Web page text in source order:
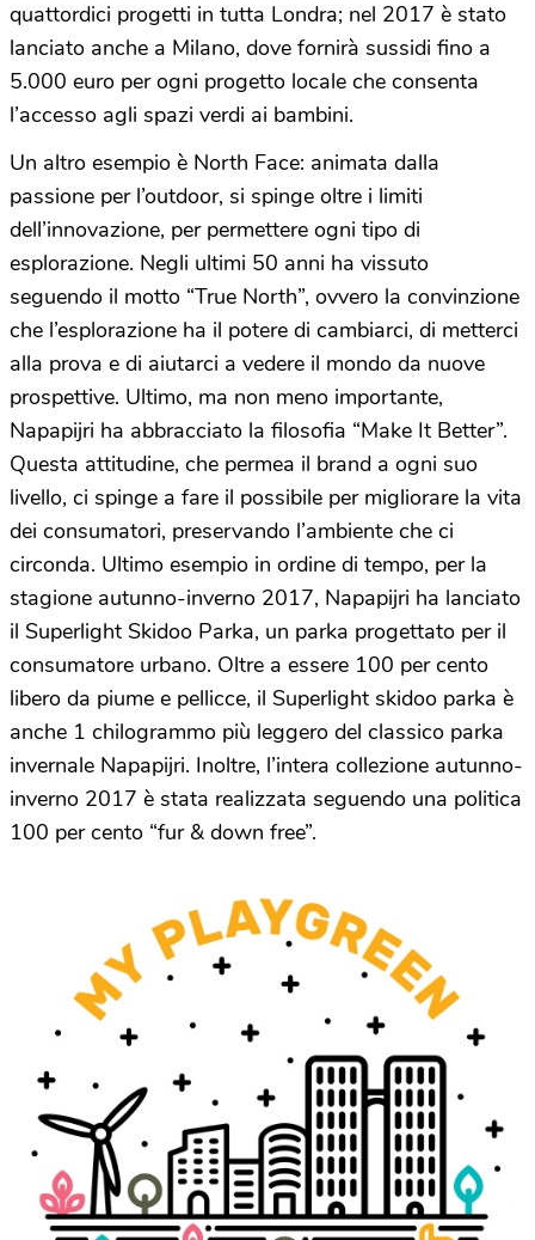
quattordici progetti in tutta Londra; nel 2017 è stato
lanciato anche a Milano, dove fornirà sussidi fino a
5.000 euro per ogni progetto locale che consenta
l’accesso agli spazi verdi ai bambini.
Un altro esempio è North Face: animata dalla
passione per l’outdoor, si spinge oltre i limiti
dell’innovazione, per permettere ogni tipo di
esplorazione. Negli ultimi 50 anni ha vissuto
seguendo il motto “True North”, ovvero la convinzione
che l’esplorazione ha il potere di cambiarci, di metterci
alla prova e di aiutarci a vedere il mondo da nuove
prospettive. Ultimo, ma non meno importante,
Napapijri ha abbracciato la filosofia “Make It Better”.
Questa attitudine, che permea il brand a ogni suo
livello, ci spinge a fare il possibile per migliorare la vita
dei consumatori, preservando l’ambiente che ci
circonda. Ultimo esempio in ordine di tempo, per la
stagione autunno-inverno 2017, Napapijri ha lanciato
il Superlight Skidoo Parka, un parka progettato per il
consumatore urbano. Oltre a essere 100 per cento
libero da piume e pellicce, il Superlight skidoo parka è
anche 1 chilogrammo più leggero del classico parka
invernale Napapijri. Inoltre, l’intera collezione autunno-
inverno 2017 è stata realizzata seguendo una politica
100 per cento “fur & down free”.